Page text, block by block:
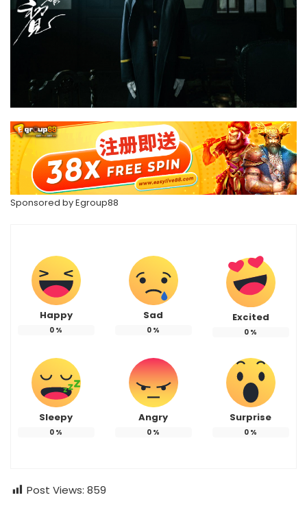
Sponsored byEgroup88
Happy
0 %
Sad
0 %
Excited
0 %
Sleepy
0 %
Angry
0 %
Surprise
0 %
Post Views: 859